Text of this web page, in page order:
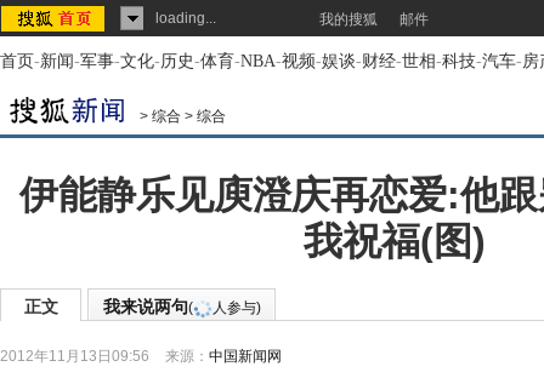
loading... 我的搜狐 邮件
首页-新闻-军事-文化-历史-体育-NBA-视频-娱谈-财经-世相-科技-汽车-房
> 综合 > 综合
伊能静乐见庾澄庆再恋爱:他
我祝福(图)
正文 我来说两句( 人参与)
2012年11月13日09:56 来源： 中国新闻网